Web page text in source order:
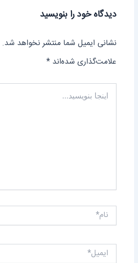
دیدگاه‌ خود را بنویسید
نشانی ایمیل شما منتشر نخواهد شد.
علامت‌گذاری شده‌اند*
اینجا
نام*
ایمیل*